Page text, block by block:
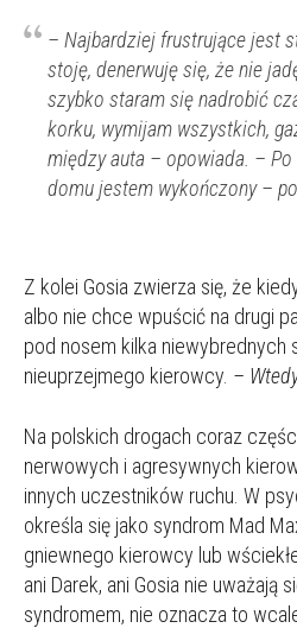
– Najbardziej frustrujące jest
stoję, denerwuję się, że nie
szybko staram się nadrobić
korku, wymijam wszystkich,
między auta – opowiada. –
domu jestem wykończony–
Z kolei Gosia zwierza się, że
albo nie chce wpuścić na drugi
pod nosem kilka niewybrednych
nieuprzejmego kierowcy. –
Na polskich drogach coraz
nerwowych i agresywnych
innych uczestników ruchu. W
określa się jako syndrom Mad
gniewnego kierowcy lub
ani Darek, ani Gosia nie uważają
syndromem, nie oznacza to